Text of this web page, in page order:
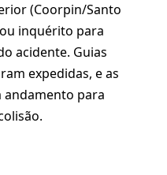
(Coorpin/Santo
inquérito para
acidente. Guias
expedidas, e as
andamento para